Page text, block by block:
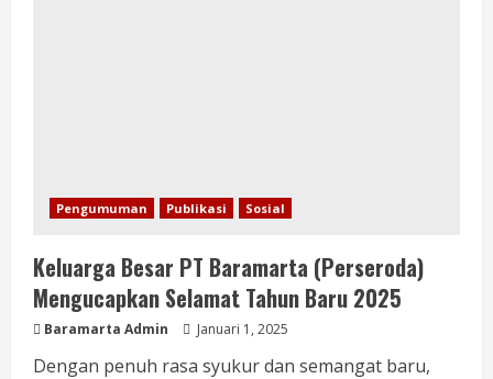
Pengumuman Publikasi Sosial
Keluarga Besar PT Baramarta (Perseroda)
Mengucapkan Selamat Tahun Baru 2025
Baramarta Admin Januari 1, 2025
Dengan penuh rasa syukur dan semangat baru,